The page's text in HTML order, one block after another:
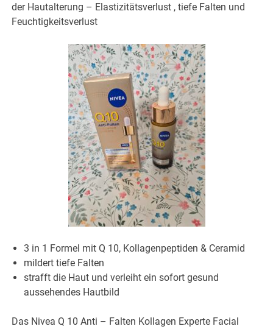
der Hautalterung – Elastizitätsverlust , tiefe Falten und
Feuchtigkeitsverlust
3 in 1 Formel mit Q 10, Kollagenpeptiden & Ceramid
mildert tiefe Falten
strafft die Haut und verleiht ein sofort gesund
aussehendes Hautbild
Das Nivea Q 10 Anti – Falten Kollagen Experte Facial